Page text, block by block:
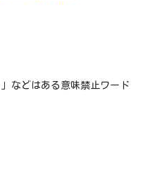
などはある意味禁止ワード